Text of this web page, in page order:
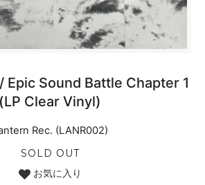
Epic Sound Battle Chapter 1
(LP Clear Vinyl)
Rec. (LANR002)
SOLD OUT
お気に入り